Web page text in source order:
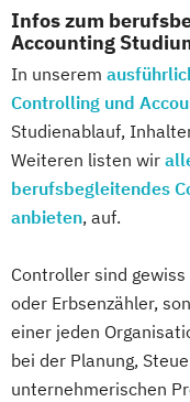
Taxation
Wirtschaft &
Infos zum
Accounting
In unserem
Controlling und
Studienablauf,
Weiteren listen wir
berufsbegleitendes
anbieten, auf.
Controller sind
oder Erbsenzähler,
einer jeden
bei der Planung,
unternehmerischen